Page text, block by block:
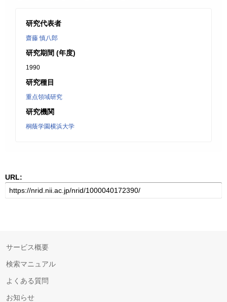
研究代表者
齋藤 慎八郎
研究期間 (年度)
1990
研究種目
重点領域研究
研究機関
桐蔭学園横浜大学
URL:
サービス概要
検索マニュアル
よくある質問
お知らせ